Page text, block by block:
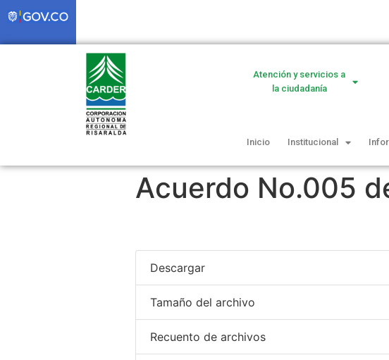
Atención y servicios a
la ciudadanía
Inicio Institucional
Acuerdo No.005
Descargar
Tamaño del archivo
Recuento de archivos